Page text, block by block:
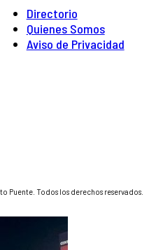
Directorio
Quienes Somos
Aviso de Privacidad
Puente. Todos los derechos reservados.